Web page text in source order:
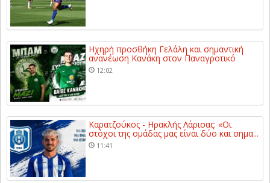
Ηχηρή προσθήκη Γελάλη και σημαντική
ανανέωση Κανάκη στον Παναγροτικό
12:02
Καρατζούκος - Ηρακλής Λάρισας: «Οι
στόχοι της ομάδας μας είναι δύο και σημα...
11:41